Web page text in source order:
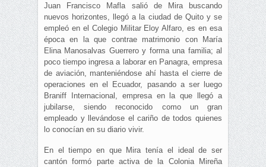
Juan Francisco Mafla salió de Mira buscando
nuevos horizontes, llegó a la ciudad de Quito y se
empleó en el Colegio Militar Eloy Alfaro, es en esa
época en la que contrae matrimonio con María
Elina Manosalvas Guerrero y forma una familia; al
poco tiempo ingresa a laborar en Panagra, empresa
de aviación, manteniéndose ahí hasta el cierre de
operaciones en el Ecuador, pasando a ser luego
Braniff Internacional, empresa en la que llegó a
jubilarse, siendo reconocido como un gran
empleado y llevándose el cariño de todos quienes
lo conocían en su diario vivir.
En el tiempo en que Mira tenía el ideal de ser
cantón formó parte activa de la Colonia Mireña